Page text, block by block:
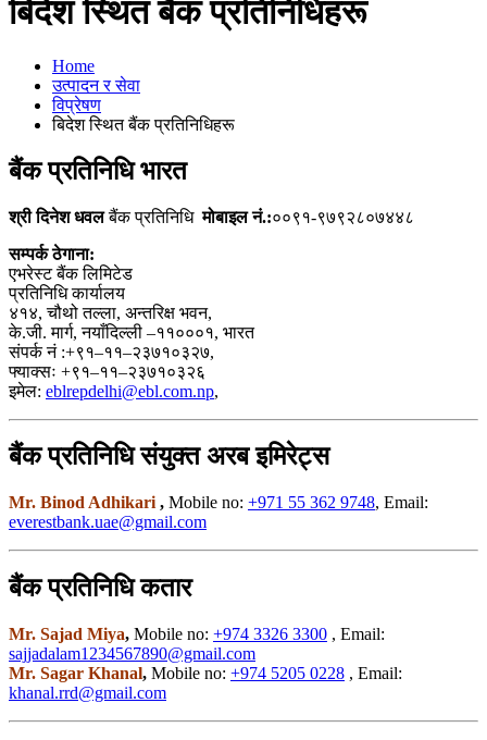
बिदेश स्थित बैंक प्रतिनिधिहरू
Home
उत्पादन र सेवा
विप्रेषण
बिदेश स्थित बैंक प्रतिनिधिहरू
बैंक प्रतिनिधि भारत
श्री दिनेश धवलबैंक प्रतिनिधि मोबाइल नं.:००९१-९७९२८०७४४८
सम्पर्क ठेगाना:
एभरेस्ट बैंक लिमिटेड
प्रतिनिधि कार्यालय
४१४, चौथो तल्ला, अन्तरिक्ष भवन,
के.जी. मार्ग, नयाँदिल्ली –११०००१, भारत
संपर्क नं :+९१–११–२३७१०३२७,
फ्याक्सः +९१–११–२३७१०३२६
इमेल: eblrepdelhi@ebl.com.np,
बैंक प्रतिनिधि संयुक्त अरब इमिरेट्स
Mr. Binod Adhikari , Mobile no: +971 55 362 9748, Email:
everestbank.uae@gmail.com
बैंक प्रतिनिधि कतार
Mr. Sajad Miya, Mobile no: +974 3326 3300 , Email:
sajjadalam1234567890@gmail.com
Mr. Sagar Khanal, Mobile no: +974 5205 0228 , Email:
khanal.rrd@gmail.com